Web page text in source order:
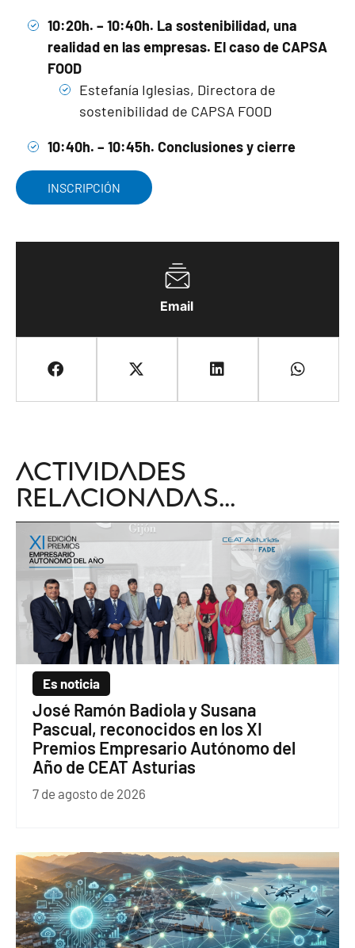
Email
10:20h. – 10:40h. ​La sostenibilidad, una
realidad en las empresas. El caso de CAPSA
FOOD
Estefanía Iglesias, Directora de
sostenibilidad de CAPSA FOOD
10:40h. – 10:45h.​ Conclusiones y cierre
INSCRIPCIÓN
Actividades
relacionadas...
Es noticia
José Ramón Badiola y Susana
Pascual, reconocidos en los XI
Premios Empresario Autónomo del
Año de CEAT Asturias
7 de agosto de 2026